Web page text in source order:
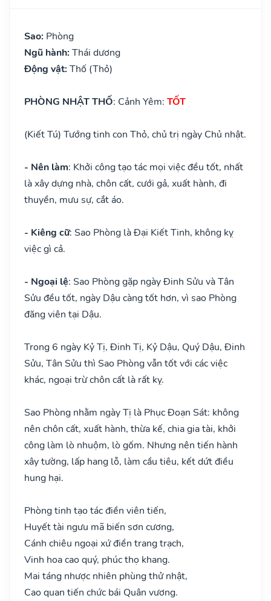
Sao: Phòng
Ngũ hành: Thái dương
Động vật: Thố (Thỏ)
PHÒNG NHẬT THỐ: Cảnh Yêm: TỐT
(Kiết Tú) Tướng tinh con Thỏ, chủ trị ngày Chủ nhật.
- Nên làm: Khởi công tạo tác mọi việc đều tốt, nhất
là xây dựng nhà, chôn cất, cưới gả, xuất hành, đi
thuyền, mưu sự, cắt áo.
- Kiêng cữ: Sao Phòng là Đại Kiết Tinh, không kỵ
việc gì cả.
- Ngoại lệ: Sao Phòng gặp ngày Đinh Sửu và Tân
Sửu đều tốt, ngày Dậu càng tốt hơn, vì sao Phòng
đăng viên tại Dậu.
Trong 6 ngày Kỷ Tị, Đinh Tị, Kỷ Dậu, Quý Dậu, Đinh
Sửu, Tân Sửu thì Sao Phòng vẫn tốt với các việc
khác, ngoại trừ chôn cất là rất kỵ.
Sao Phòng nhằm ngày Tị là Phục Đoạn Sát: không
nên chôn cất, xuất hành, thừa kế, chia gia tài, khởi
công làm lò nhuộm, lò gốm. Nhưng nên tiến hành
xây tường, lấp hang lỗ, làm cầu tiêu, kết dứt điều
hung hại.
Phòng tinh tạo tác điền viên tiến,
Huyết tài ngưu mã biến sơn cương,
Cánh chiêu ngoại xứ điền trang trạch,
Vinh hoa cao quý, phúc thọ khang.
Mai táng nhược nhiên phùng thử nhật,
Cao quan tiến chức bái Quân vương.